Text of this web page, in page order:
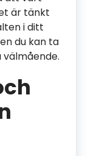
är tänkt
i ditt
du kan ta
välmående.